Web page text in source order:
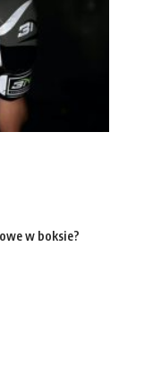
w boksie?